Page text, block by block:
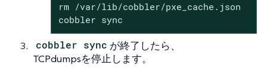
rm /var/lib/cobbler/pxe_cache.json
cobbler sync
cobbler sync が終了したら、
TCPdumpsを停止します。